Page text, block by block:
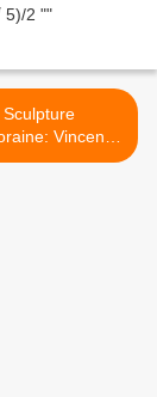
Sculpture
Vincent
Injonctions